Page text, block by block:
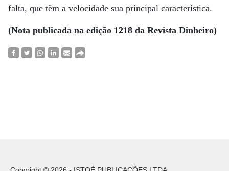
falta, que têm a velocidade sua principal característica.
(Nota publicada na edição 1218 da Revista Dinheiro)